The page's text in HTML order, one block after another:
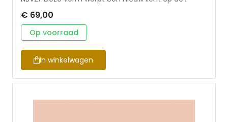
de bijbeltekst. De Bijbel is eenkoloms gezet, heeft
brede marges en bevat ruim 400 bijbelteksten in
handlettering. De Inspire Bijbel leent zich perfect
bijbelteksten in handlettering zijn in het Engels en zo
gemaakt dat je ze kunt inkleuren. De brede marges
zijn geschikt voor aantekeningen, illustraties en
handlettering. • Eenkoloms Bijbel met de NBV21 • 400
€ 69,00
Op voorraad
In winkelwagen